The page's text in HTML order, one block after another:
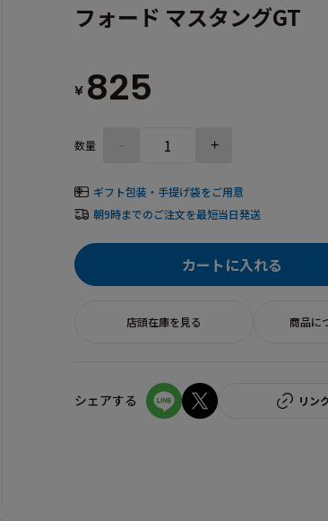
フォード マスタングGT
¥ 825
数量 - +
ギフト包装・手提げ袋をご用意
朝9時までのご注文を最短当日発送
カートに入れる
店頭在庫を見る 商品に
シェアする リン